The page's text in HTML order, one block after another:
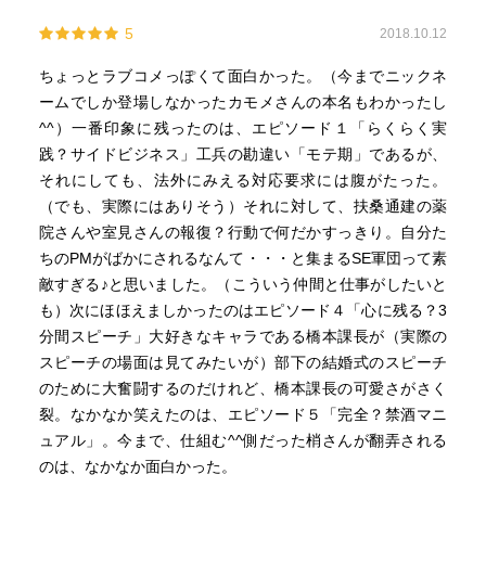
5 2018.10.12
ちょっとラブコメっぽくて面白かった。（今までニックネ
ームでしか登場しなかったカモメさんの本名もわかったし
^^）一番印象に残ったのは、エピソード１「らくらく実
践？サイドビジネス」工兵の勘違い「モテ期」であるが、
それにしても、法外にみえる対応要求には腹がたった。
（でも、実際にはありそう）それに対して、扶桑通建の薬
院さんや室見さんの報復？行動で何だかすっきり。自分た
ちのPMがばかにされるなんて・・・と集まるSE軍団って素
敵すぎる♪と思いました。（こういう仲間と仕事がしたいと
も）次にほほえましかったのはエピソード４「心に残る？3
分間スピーチ」大好きなキャラである橋本課長が（実際の
スピーチの場面は見てみたいが）部下の結婚式のスピーチ
のために大奮闘するのだけれど、橋本課長の可愛さがさく
裂。なかなか笑えたのは、エピソード５「完全？禁酒マニ
ュアル」。今まで、仕組む^^側だった梢さんが翻弄される
のは、なかなか面白かった。